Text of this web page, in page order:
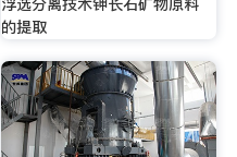
的提取